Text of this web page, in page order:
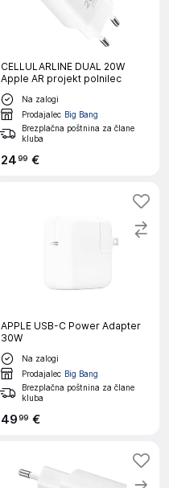
CELLULARLINE DUAL 20W
Apple AR projekt polnilec
Na zalogi
Prodajalec Big Bang
Brezplačna poštnina za člane
kluba
2499 €
APPLE USB-C Power Adapter
30W
Na zalogi
Prodajalec Big Bang
Brezplačna poštnina za člane
kluba
4999 €